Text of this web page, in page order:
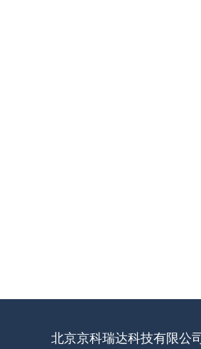
北京京科瑞达科技有限公司